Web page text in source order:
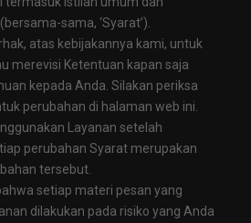
sama, ‘Syarat’).
atas kebijakannya kami, untuk
merevisi Ketentuan kapan saja
kepada Anda. Silakan periksa
perubahan di halaman web ini.
Layanan setelah
perubahan Syarat merupakan
tersebut.
setiap materi pesan yang
dilakukan pada risiko yang Anda